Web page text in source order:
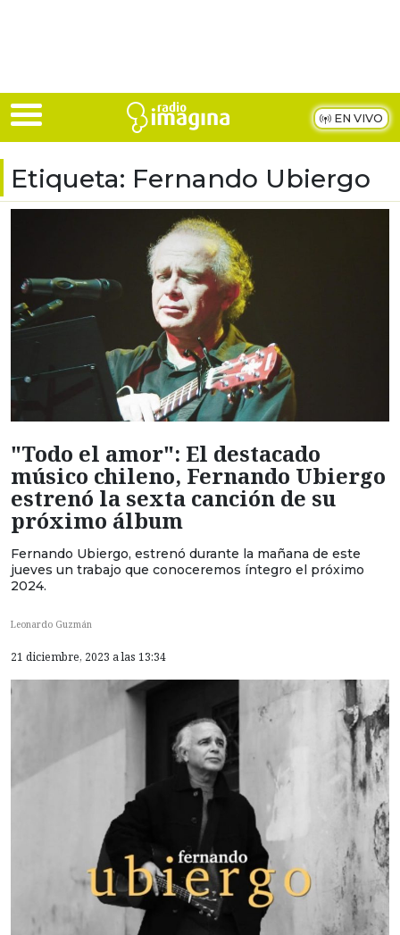
EN VIVO
Etiqueta: Fernando Ubiergo
"Todo el amor": El destacado
músico chileno, Fernando Ubiergo
estrenó la sexta canción de su
próximo álbum
Fernando Ubiergo, estrenó durante la mañana de este
jueves un trabajo que conoceremos íntegro el próximo
2024.
Leonardo Guzmán
21 diciembre, 2023 a las 13:34